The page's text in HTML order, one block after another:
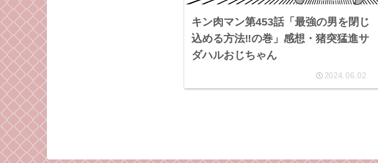
キン肉マン第453話「最強の男を閉じ
込める方法‼︎の巻」感想・猪突猛進サ
ダハルおじちゃん
2024.06.02